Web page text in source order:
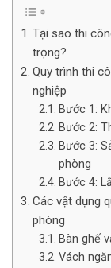
Tại sao thi
trọng?
Quy trình thi
nghiệp
Bước 1:
Bước 2:
Bước 3:
phòng
Bước 4:
Các vật dụng
phòng
Bàn ghế
Vách